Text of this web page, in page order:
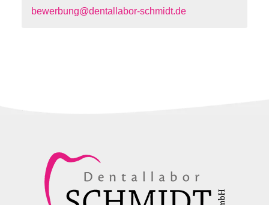
bewerbung@dentallabor-schmidt.de